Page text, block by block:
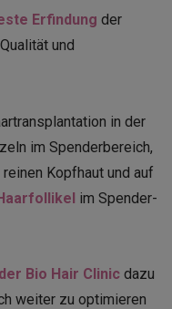
Erfindung der
und
in der
im Spenderbereich,
Kopfhaut und auf
im Spender-
Bio Hair Clinic dazu
weiter zu optimieren